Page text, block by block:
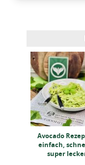
Avocado
einfach,
super